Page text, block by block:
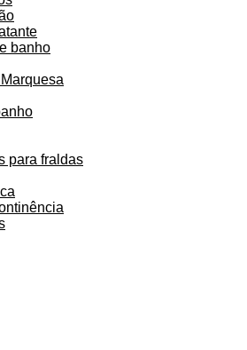
banho
para fraldas